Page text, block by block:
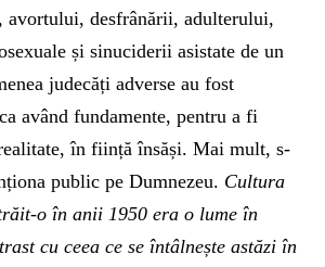
avortului, desfrânării, adulterului,
și sinuciderii asistate de un
judecăți adverse au fost
având fundamente, pentru a fi
în ființă însăși. Mai mult, s-
public pe Dumnezeu. Cultura
o în anii 1950 era o lume în
cu ceea ce se întâlnește astăzi în